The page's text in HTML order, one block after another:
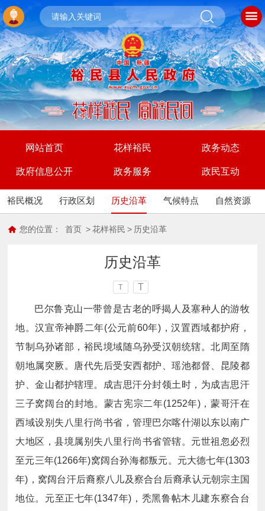
网站首页 花样裕民 政务动态
政府信息公开 政务服务 政民互动
裕民概况 行政区划 历史沿革 气候特点 自然资源
您的位置： 首页 > 花样裕民 > 历史沿革
历史沿革
T T
巴尔鲁克山一带曾是古老的呼揭人及塞种人的游牧
地。汉宣帝神爵二年(公元前60年)，汉置西域都护府，
节制乌孙诸部，裕民境域随乌孙受汉朝统辖。北周至隋
朝地属突厥。唐代先后受安西都护、瑶池都督、昆陵都
护、金山都护辖理。成吉思汗分封领土时，为成吉思汗
三子窝阔台的封地。蒙古宪宗二年(1252年)，蒙哥汗在
西域设别失八里行尚书省，管理巴尔喀什湖以东以南广
大地区，县境属别失八里行尚书省管辖。元世祖忽必烈
至元三年(1266年)窝阔台孙海都叛元。元大德七年(1303
年)，窝阔台汗后裔察八儿及察合台后裔承认元朝宗主国
地位。元至正七年(1347年)，秃黑鲁帖木儿建东察合台